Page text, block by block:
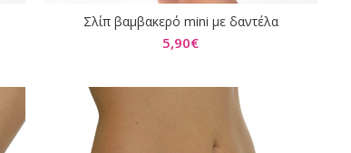
ΕΠΙΛΟΓΉ
Σλίπ βαμβακερό mini με δαντέλα
5,90€